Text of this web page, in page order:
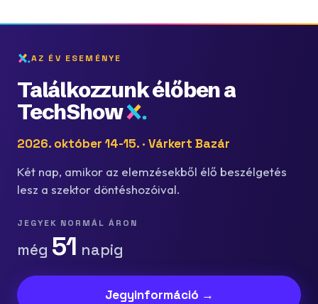
AZ ÉV ESEMÉNYE
Találkozzunk élőben a
TechShow
2026. október 14-15. · Várkert Bazár
Két nap, amikor az elemzésekből élő beszélgetés
lesz a szektor döntéshozóival.
JEGYEK NORMÁL ÁRON
még 51 napig
Jegyinformáció →